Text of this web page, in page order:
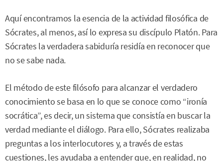
Aquí encontramos la esencia de la actividad filosófica de
Sócrates, al menos, así lo expresa su discípulo Platón. Para
Sócrates la verdadera sabiduría residía en reconocer que
no se sabe nada.
El método de este filósofo para alcanzar el verdadero
conocimiento se basa en lo que se conoce como “ironía
socrática”, es decir, un sistema que consistía en buscar la
verdad mediante el diálogo. Para ello, Sócrates realizaba
preguntas a los interlocutores y, a través de estas
cuestiones, les ayudaba a entender que, en realidad, no